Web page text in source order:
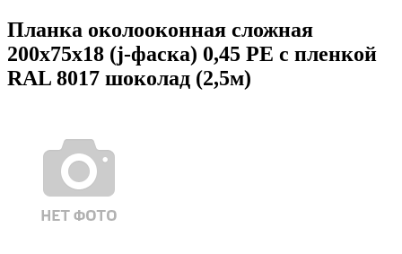
Планка околооконная сложная
200х75х18 (j-фаска) 0,45 PE с пленкой
RAL 8017 шоколад (2,5м)